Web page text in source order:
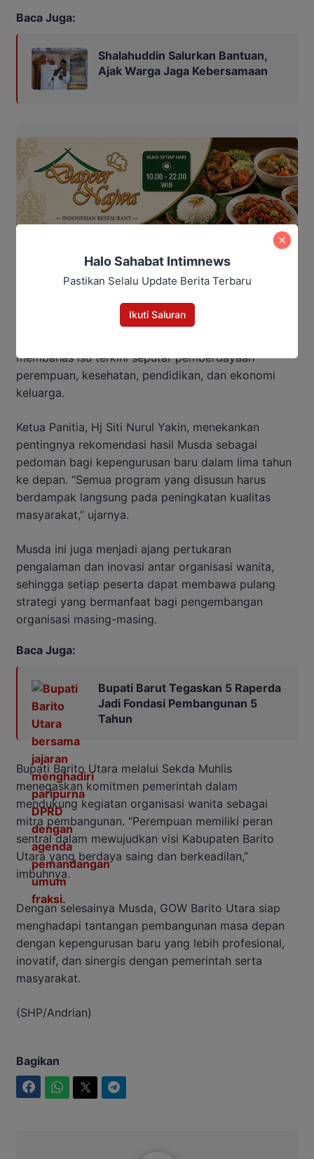
Baca Juga:
Shalahuddin Salurkan Bantuan,
Ajak Warga Jaga Kebersamaan
Selain pemilihan Ketua GOW, Musda juga
membahas isu terkini seputar pemberdayaan
perempuan, kesehatan, pendidikan, dan ekonomi
keluarga.
Ketua Panitia, Hj Siti Nurul Yakin, menekankan
pentingnya rekomendasi hasil Musda sebagai
pedoman bagi kepengurusan baru dalam lima tahun
ke depan. “Semua program yang disusun harus
berdampak langsung pada peningkatan kualitas
masyarakat,” ujarnya.
Musda ini juga menjadi ajang pertukaran
pengalaman dan inovasi antar organisasi wanita,
sehingga setiap peserta dapat membawa pulang
strategi yang bermanfaat bagi pengembangan
organisasi masing-masing.
Baca Juga:
Bupati Barut Tegaskan 5 Raperda
Jadi Fondasi Pembangunan 5
Tahun
Bupati Barito Utara melalui Sekda Muhlis
menegaskan komitmen pemerintah dalam
mendukung kegiatan organisasi wanita sebagai
mitra pembangunan. “Perempuan memiliki peran
sentral dalam mewujudkan visi Kabupaten Barito
Utara yang berdaya saing dan berkeadilan,”
imbuhnya.
Dengan selesainya Musda, GOW Barito Utara siap
menghadapi tantangan pembangunan masa depan
dengan kepengurusan baru yang lebih profesional,
inovatif, dan sinergis dengan pemerintah serta
masyarakat.
(SHP/Andrian)
Bagikan
Halo Sahabat Intimnews
Pastikan Selalu Update Berita Terbaru
Ikuti Saluran